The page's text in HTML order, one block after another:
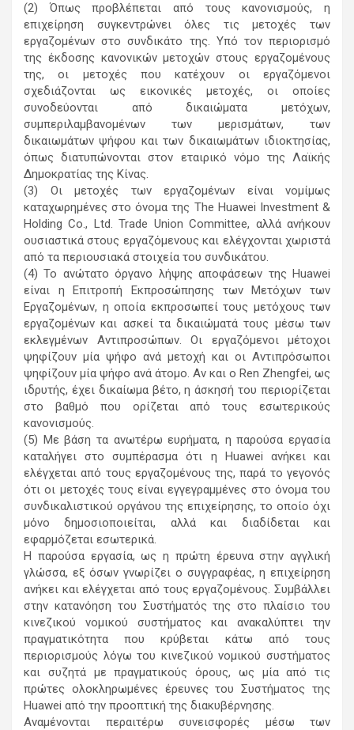
(2) Όπως προβλέπεται από τους κανονισμούς, η
επιχείρηση συγκεντρώνει όλες τις μετοχές των
εργαζομένων στο συνδικάτο της. Υπό τον περιορισμό
της έκδοσης κανονικών μετοχών στους εργαζομένους
της, οι μετοχές που κατέχουν οι εργαζόμενοι
σχεδιάζονται ως εικονικές μετοχές, οι οποίες
συνοδεύονται από δικαιώματα μετόχων,
συμπεριλαμβανομένων των μερισμάτων, των
δικαιωμάτων ψήφου και των δικαιωμάτων ιδιοκτησίας,
όπως διατυπώνονται στον εταιρικό νόμο της Λαϊκής
Δημοκρατίας της Κίνας.
(3) Οι μετοχές των εργαζομένων είναι νομίμως
καταχωρημένες στο όνομα της The Huawei Investment &
Holding Co., Ltd. Trade Union Committee, αλλά ανήκουν
ουσιαστικά στους εργαζόμενους και ελέγχονται χωριστά
από τα περιουσιακά στοιχεία του συνδικάτου.
(4) Το ανώτατο όργανο λήψης αποφάσεων της Huawei
είναι η Επιτροπή Εκπροσώπησης των Μετόχων των
Εργαζομένων, η οποία εκπροσωπεί τους μετόχους των
εργαζομένων και ασκεί τα δικαιώματά τους μέσω των
εκλεγμένων Αντιπροσώπων. Οι εργαζόμενοι μέτοχοι
ψηφίζουν μία ψήφο ανά μετοχή και οι Αντιπρόσωποι
ψηφίζουν μία ψήφο ανά άτομο. Αν και ο Ren Zhengfei, ως
ιδρυτής, έχει δικαίωμα βέτο, η άσκησή του περιορίζεται
στο βαθμό που ορίζεται από τους εσωτερικούς
κανονισμούς.
(5) Με βάση τα ανωτέρω ευρήματα, η παρούσα εργασία
καταλήγει στο συμπέρασμα ότι η Huawei ανήκει και
ελέγχεται από τους εργαζομένους της, παρά το γεγονός
ότι οι μετοχές τους είναι εγγεγραμμένες στο όνομα του
συνδικαλιστικού οργάνου της επιχείρησης, το οποίο όχι
μόνο δημοσιοποιείται, αλλά και διαδίδεται και
εφαρμόζεται εσωτερικά.
Η παρούσα εργασία, ως η πρώτη έρευνα στην αγγλική
γλώσσα, εξ όσων γνωρίζει ο συγγραφέας, η επιχείρηση
ανήκει και ελέγχεται από τους εργαζομένους. Συμβάλλει
στην κατανόηση του Συστήματός της στο πλαίσιο του
κινεζικού νομικού συστήματος και ανακαλύπτει την
πραγματικότητα που κρύβεται κάτω από τους
περιορισμούς λόγω του κινεζικού νομικού συστήματος
και συζητά με πραγματικούς όρους, ως μία από τις
πρώτες ολοκληρωμένες έρευνες του Συστήματος της
Huawei από την προοπτική της διακυβέρνησης.
Αναμένονται περαιτέρω συνεισφορές μέσω των